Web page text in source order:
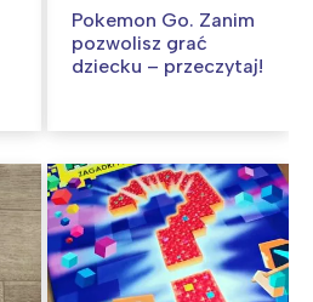
Pokemon Go. Zanim
pozwolisz grać
dziecku – przeczytaj!